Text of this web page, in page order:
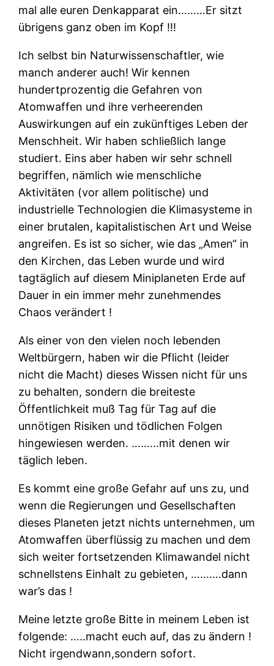
mal alle euren Denkapparat ein………Er sitzt
übrigens ganz oben im Kopf !!!
Ich selbst bin Naturwissenschaftler, wie
manch anderer auch! Wir kennen
hundertprozentig die Gefahren von
Atomwaffen und ihre verheerenden
Auswirkungen auf ein zukünftiges Leben der
Menschheit. Wir haben schließlich lange
studiert. Eins aber haben wir sehr schnell
begriffen, nämlich wie menschliche
Aktivitäten (vor allem politische) und
industrielle Technologien die Klimasysteme in
einer brutalen, kapitalistischen Art und Weise
angreifen. Es ist so sicher, wie das „Amen“ in
den Kirchen, das Leben wurde und wird
tagtäglich auf diesem Miniplaneten Erde auf
Dauer in ein immer mehr zunehmendes
Chaos verändert !
Als einer von den vielen noch lebenden
Weltbürgern, haben wir die Pflicht (leider
nicht die Macht) dieses Wissen nicht für uns
zu behalten, sondern die breiteste
Öffentlichkeit muß Tag für Tag auf die
unnötigen Risiken und tödlichen Folgen
hingewiesen werden. ………mit denen wir
täglich leben.
Es kommt eine große Gefahr auf uns zu, und
wenn die Regierungen und Gesellschaften
dieses Planeten jetzt nichts unternehmen, um
Atomwaffen überflüssig zu machen und dem
sich weiter fortsetzenden Klimawandel nicht
schnellstens Einhalt zu gebieten, ……….dann
war’s das !
Meine letzte große Bitte in meinem Leben ist
folgende: …..macht euch auf, das zu ändern !
Nicht irgendwann,sondern sofort.